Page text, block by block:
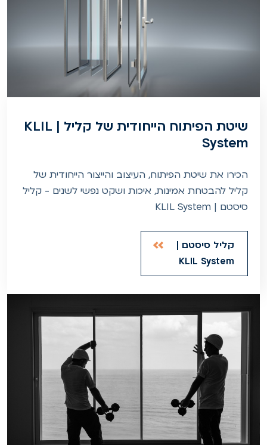
שיטת הפיתוח הייחודית של קליל | KLIL
System
הכירו את שיטת הפיתוח, העיצוב והייצור הייחודית של
קליל להבטחת אמינות, איכות ושקט נפשי לשנים - קליל
סיסטם | KLIL System
קליל סיסטם |
KLIL System